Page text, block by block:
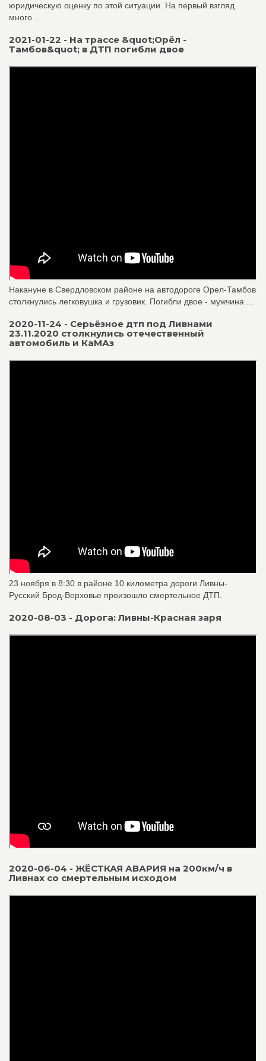
юридическую оценку по этой ситуации. На первый взгляд
много ...
2021-01-22 - На трассе &quot;Орёл -
Тамбов&quot; в ДТП погибли двое
Накануне в Свердловском районе на автодороге Орел-Тамбов
столкнулись легковушка и грузовик. Погибли двое - мужчина ...
2020-11-24 - Серьёзное дтп под Ливнами
23.11.2020 столкнулись отечественный
автомобиль и КаМАз
23 ноября в 8:30 в районе 10 километра дороги Ливны-
Русский Брод-Верховье произошло смертельное ДТП.
2020-08-03 - Дорога: Ливны-Красная заря
2020-06-04 - ЖЁСТКАЯ АВАРИЯ на 200км/ч в
Ливнах со смертельным исходом